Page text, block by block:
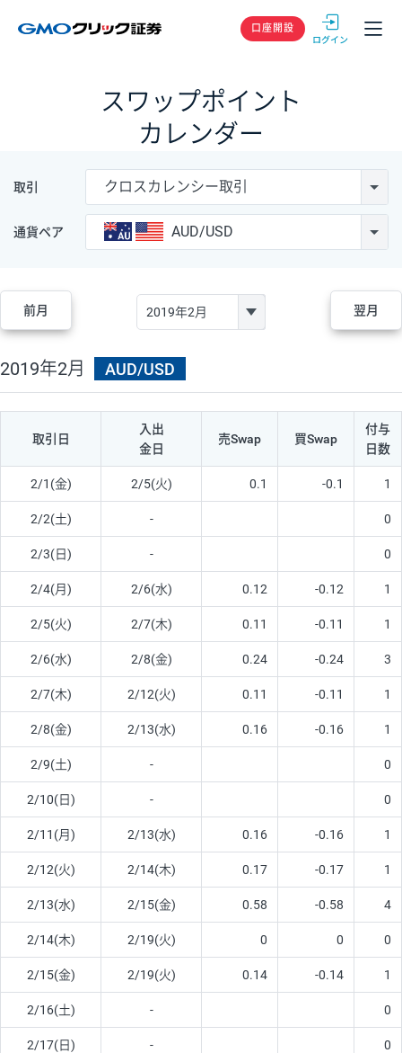
GMOクリック
口座開設
スワップポイント
カレンダー
取引 クロスカレンシー取引
通貨ペア AUD/USD
前月 翌月
2019年2月 AUD/USD
取引日
入出
金日
売Swap 買Swap
付与
日数
2/1(金) 2/5(火) 0.1 -0.1 1
2/2(土) - 0
2/3(日) - 0
2/4(月) 2/6(水) 0.12 -0.12 1
2/5(火) 2/7(木) 0.11 -0.11 1
2/6(水) 2/8(金) 0.24 -0.24 3
2/7(木) 2/12(火) 0.11 -0.11 1
2/8(金) 2/13(水) 0.16 -0.16 1
2/9(土) - 0
2/10(日) - 0
2/11(月) 2/13(水) 0.16 -0.16 1
2/12(火) 2/14(木) 0.17 -0.17 1
2/13(水) 2/15(金) 0.58 -0.58 4
2/14(木) 2/19(火) 0 0 0
2/15(金) 2/19(火) 0.14 -0.14 1
2/16(土) - 0
2/17(日) - 0